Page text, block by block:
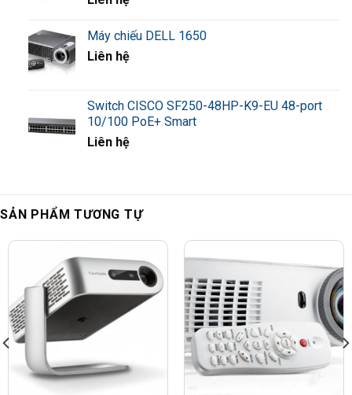
Máy chiếu DELL 1650
Liên hệ
Switch CISCO SF250-48HP-K9-EU 48-port
10/100 PoE+ Smart
Liên hệ
SẢN PHẨM TƯƠNG TỰ